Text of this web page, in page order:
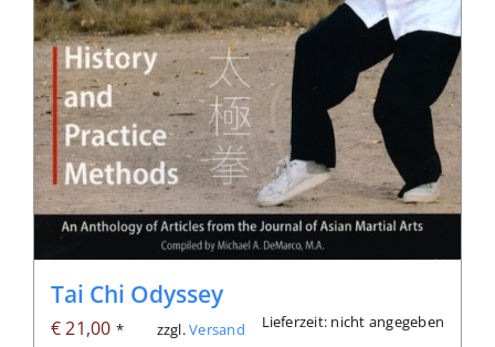
Tai Chi Odyssey
€21,00 * zzgl.Versand Lieferzeit: nicht angegeben